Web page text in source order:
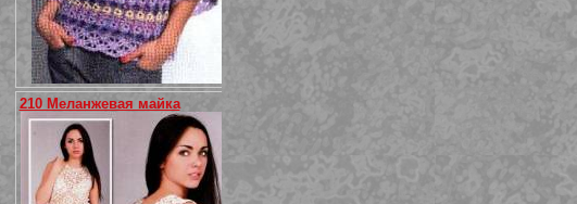
210 Меланжевая майка